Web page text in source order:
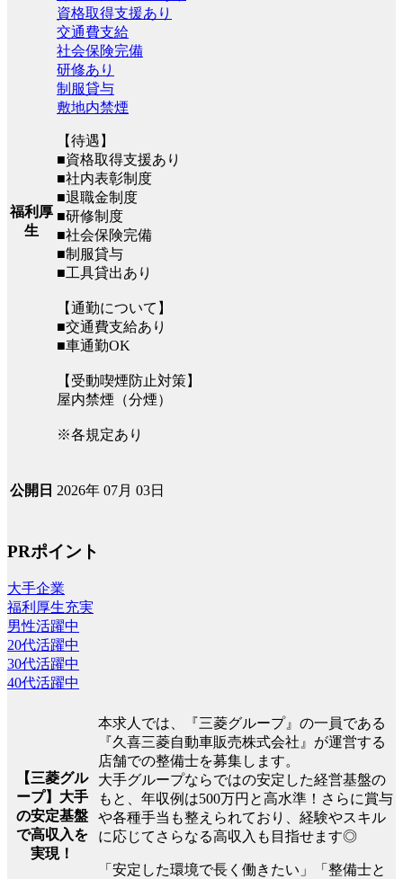
福利厚
生
資格取得支援あり
交通費支給
社会保険完備
研修あり
制服貸与
敷地内禁煙
【待遇】
■資格取得支援あり
■社内表彰制度
■退職金制度
■研修制度
■社会保険完備
■制服貸与
■工具貸出あり
【通勤について】
■交通費支給あり
■車通勤OK
【受動喫煙防止対策】
屋内禁煙（分煙）
※各規定あり
公開日 2026年 07月 03日
PRポイント
大手企業
福利厚生充実
男性活躍中
20代活躍中
30代活躍中
40代活躍中
【三菱グル
ープ】大手
の安定基盤
で高収入を
実現！
本求人では、『三菱グループ』の一員である
『久喜三菱自動車販売株式会社』が運営する
店舗での整備士を募集します。
大手グループならではの安定した経営基盤の
もと、年収例は500万円と高水準！さらに賞与
や各種手当も整えられており、経験やスキル
に応じてさらなる高収入も目指せます◎
「安定した環境で長く働きたい」「整備士と